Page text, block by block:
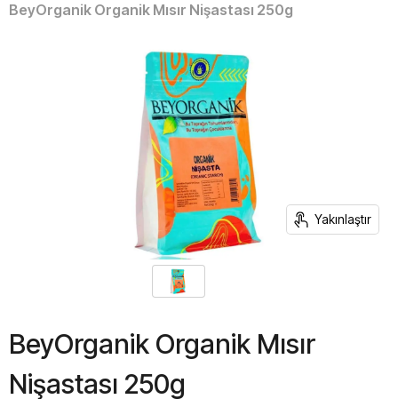
BeyOrganik Organik Mısır Nişastası 250g
Yakınlaştır
BeyOrganik Organik Mısır
Nişastası 250g